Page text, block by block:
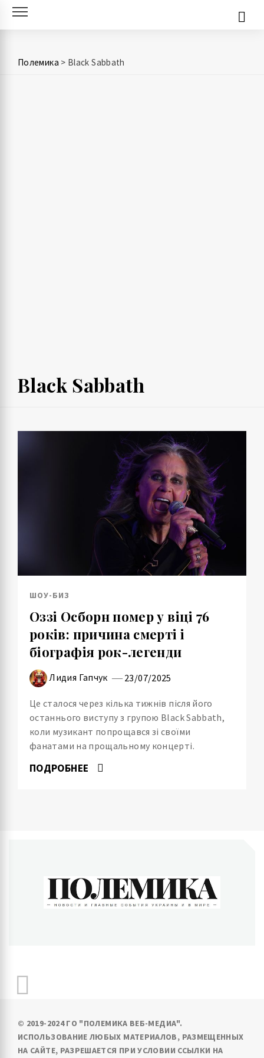
Skip
Полемика > Black Sabbath
Black Sabbath
ШОУ-БИЗ
Оззі Осборн помер у віці 76
років: причина смерті і
біографія рок-легенди
Лидия Гапчук 23/07/2025
Це сталося через кілька тижнів після його
останнього виступу з групою Black Sabbath,
коли музикант попрощався зі своїми
фанатами на прощальному концерті.
ПОДРОБНЕЕ
© 2019-2024 ГО "ПОЛЕМИКА ВЕБ-МЕДИА".
ИСПОЛЬЗОВАНИЕ ЛЮБЫХ МАТЕРИАЛОВ, РАЗМЕЩЕННЫХ
НА САЙТЕ, РАЗРЕШАЕТСЯ ПРИ УСЛОВИИ ССЫЛКИ НА